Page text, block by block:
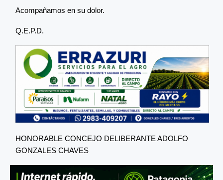
Acompañamos en su dolor.
Q.E.P.D.
HONORABLE CONCEJO DELIBERANTE ADOLFO
GONZALES CHAVES